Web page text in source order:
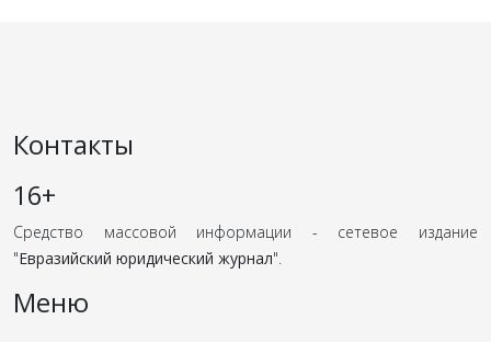
Контакты
16+
Средство массовой информации - сетевое издание
"Евразийский юридический журнал".
Меню